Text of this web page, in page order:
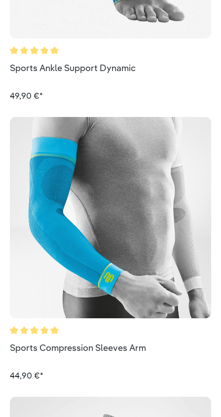
Durchschnittliche Bewertung von 5 von 5 Sternen
Sports Ankle Support Dynamic
49,90 €*
Durchschnittliche Bewertung von 5 von 5 Sternen
Sports Compression Sleeves Arm
44,90 €*